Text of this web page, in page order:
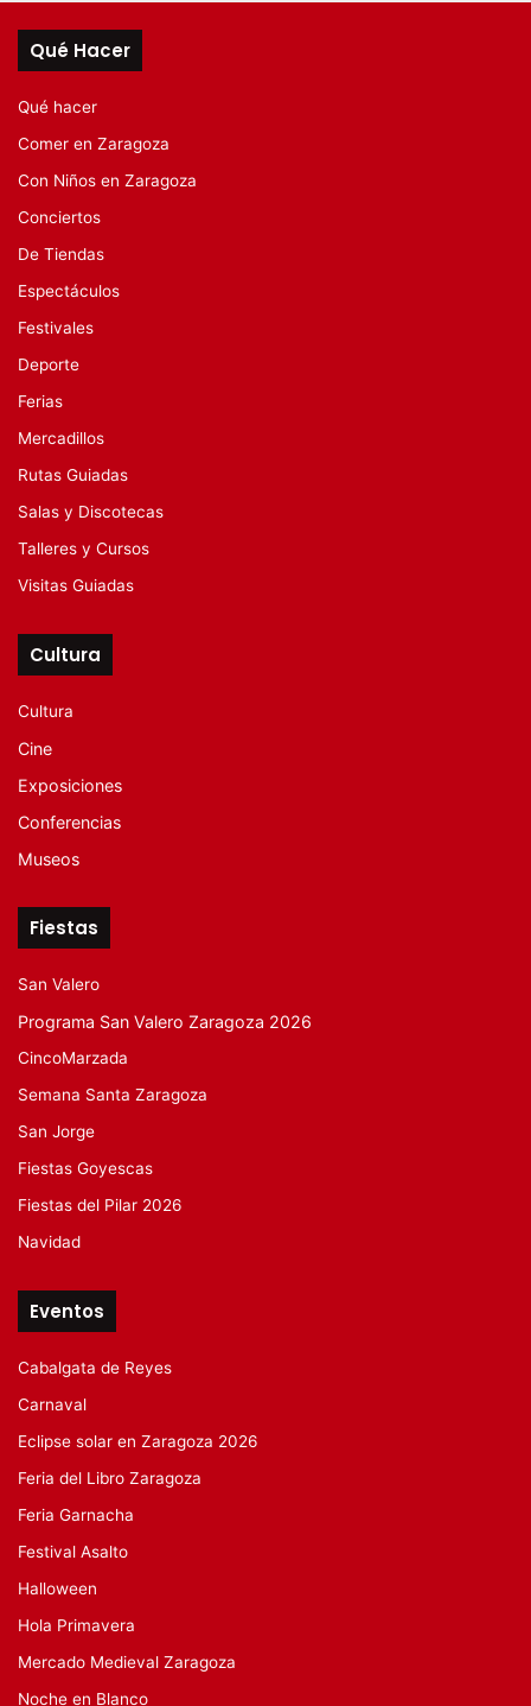
Qué Hacer
Qué hacer
Comer en Zaragoza
Con Niños en Zaragoza
Conciertos
De Tiendas
Espectáculos
Festivales
Deporte
Ferias
Mercadillos
Rutas Guiadas
Salas y Discotecas
Talleres y Cursos
Visitas Guiadas
Cultura
Cultura
Cine
Exposiciones
Conferencias
Museos
Fiestas
San Valero
Programa San Valero Zaragoza 2026
CincoMarzada
Semana Santa Zaragoza
San Jorge
Fiestas Goyescas
Fiestas del Pilar 2026
Navidad
Eventos
Cabalgata de Reyes
Carnaval
Eclipse solar en Zaragoza 2026
Feria del Libro Zaragoza
Feria Garnacha
Festival Asalto
Halloween
Hola Primavera
Mercado Medieval Zaragoza
Noche en Blanco